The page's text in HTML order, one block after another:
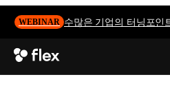
WEBINAR 수많은 기업의 터닝포인